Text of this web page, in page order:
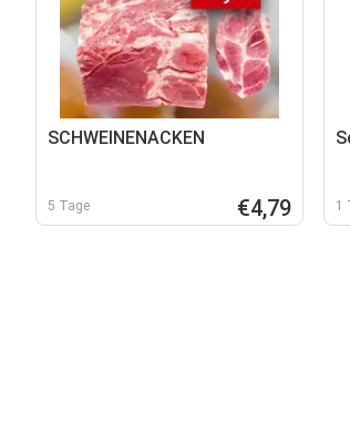
SCHWEINENACKEN
5 Tage €4,79 1